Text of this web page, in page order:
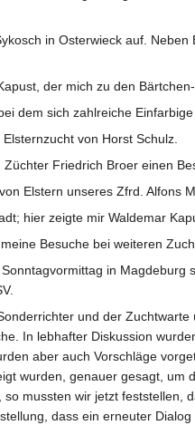
in Osterwieck auf.
der mich zu den
dem sich zahlreiche
von Horst Schulz.
Friedrich Broer einen
Elstern unseres Zfrd. Alfons
hier zeigte mir Waldemar
Besuche bei weiteren
in
und der
In lebhafter Diskussion
aber auch Vorschläge
wurden, genauer gesagt,
mussten wir jetzt feststellen,
dass ein erneuter